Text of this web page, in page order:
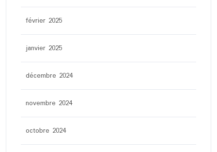
février 2025
janvier 2025
décembre 2024
novembre 2024
octobre 2024